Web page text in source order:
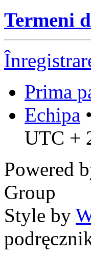
Termeni
Prima
Echipa •
UTC +
Powered
Group
Style by